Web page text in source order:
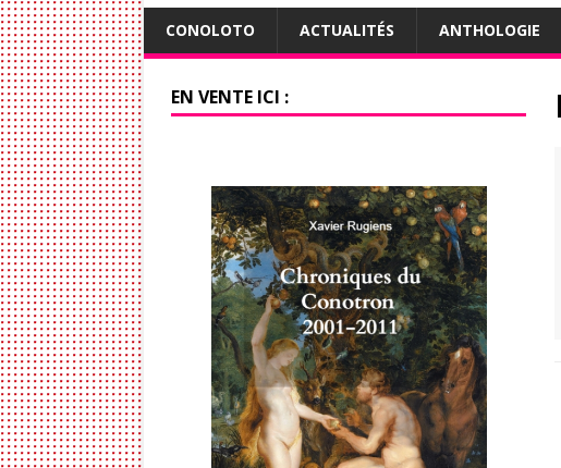
CONOLOTO ACTUALITÉS ANTHOLOGIE
EN VENTE ICI :